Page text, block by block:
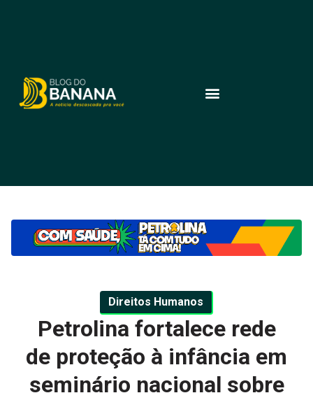
Direitos Humanos
Petrolina fortalece rede
de proteção à infância em
seminário nacional sobre